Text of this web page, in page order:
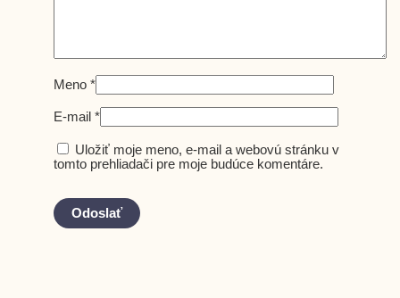
Meno *
E-mail *
Uložiť moje meno, e-mail a webovú stránku v
tomto prehliadači pre moje budúce komentáre.